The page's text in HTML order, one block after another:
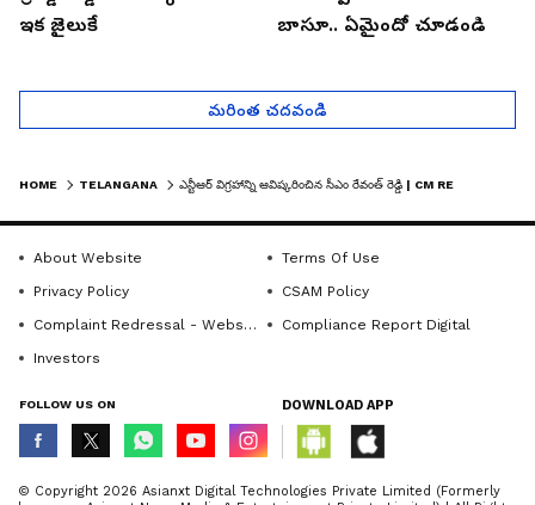
ఇక జైలుకే
బాసూ.. ఏమైందో చూడండి
మరింత చదవండి
HOME TELANGANA
About Website
Terms Of Use
Privacy Policy
CSAM Policy
Complaint Redressal - Website
Compliance Report Digital
Investors
FOLLOW US ON DOWNLOAD APP
© Copyright 2026 Asianxt Digital Technologies Private Limited (Formerly